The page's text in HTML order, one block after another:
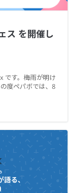
ス を開催し
です。梅雨が明け
度ペパボでは、8